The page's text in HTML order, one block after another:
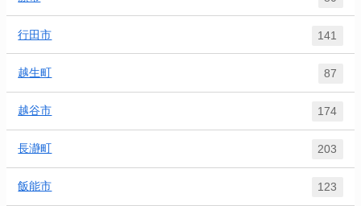
行田市 141
越生町 87
越谷市 174
長瀞町 203
飯能市 123